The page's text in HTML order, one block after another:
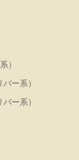
）
ー系）
ー系）